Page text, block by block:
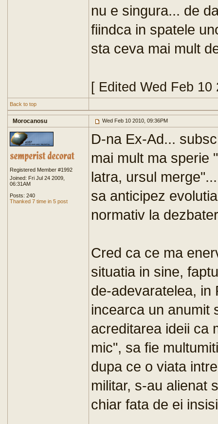
nu e singura... de
fiindca in spatele
sta ceva mai mult
[ Edited Wed Feb 10
Back to top
Morocanosu Wed Feb 10 2010, 09:36PM
Registered Member #1992
Joined: Fri Jul 24 2009,
06:31AM
Posts: 240
Thanked 7 time in 5 post
D-na Ex-Ad...
mai mult ma sperie
latra, ursul
sa anticipez
normativ la
Cred ca ce ma
situatia in sine,
de-adevaratelea, in
incearca un anumit
acreditarea ideii ca
mic", sa fie
dupa ce o viata
militar, s-au alienat
chiar fata de ei